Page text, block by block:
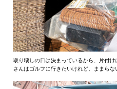
取り壊しの日は決まっているから、片付
さんはゴルフに行きたいけれど、ままらな